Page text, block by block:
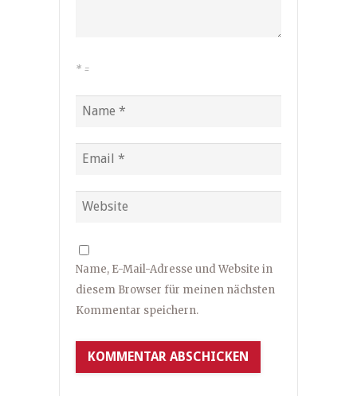
* =
Name, E-Mail-Adresse und Website in
diesem Browser für meinen nächsten
Kommentar speichern.